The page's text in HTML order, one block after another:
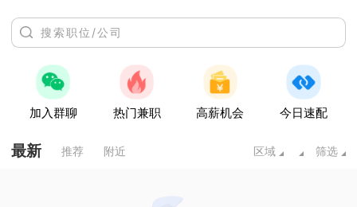
加入群聊 热门兼职 高薪机会 今日速配
最新 推荐 附近 区域 筛选